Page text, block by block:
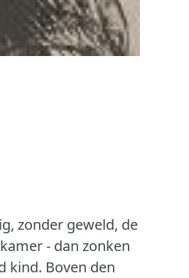
zonder geweld, de
- dan zonken
kind. Boven den